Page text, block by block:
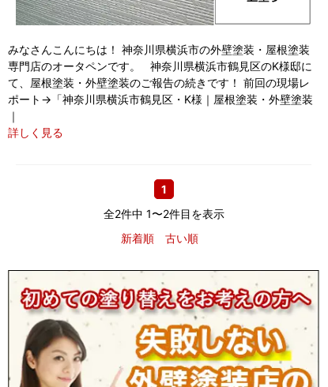
みなさんこんにちは！ 神奈川県横浜市の外壁塗装・屋根塗装
専門店のオータペンです。 神奈川県横浜市鶴見区のK様邸に
て、屋根塗装・外壁塗装のご報告の続きです！ 前回の現場レ
ポート→「神奈川県横浜市鶴見区・K様｜屋根塗装・外壁塗装
｜
詳しく見る
1
全2件中 1〜2件目を表示
新着順
古い順